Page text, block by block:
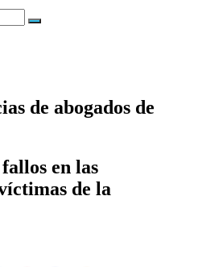
Buscar
de abogados de
en las
de la